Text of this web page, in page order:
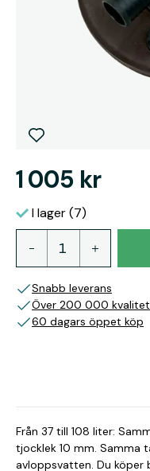
1 005 kr
I lager (7)
Snabb leverans
Över 200 000
60 dagars öppet köp
Från 37 till 108 liter:
tjocklek 10 mm. Samma
avloppsvatten. Du köper